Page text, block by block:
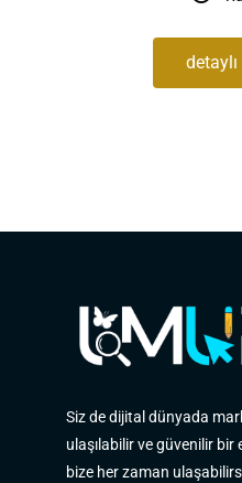
Siz de dijital dünyada
ulaşılabilir ve güvenilir bir
bize her zaman